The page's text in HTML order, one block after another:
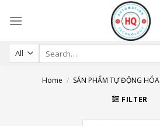
for:
Home / SẢN PHẨM TỰ ĐỘNG HÓA
FILTER